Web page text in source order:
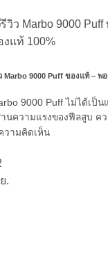
Marbo 9000 Puff ของแท้ –
9000 Puff ไม่ได้เป็
นความแรงของฟีลสูบ ค
วามคิดเห็น
.